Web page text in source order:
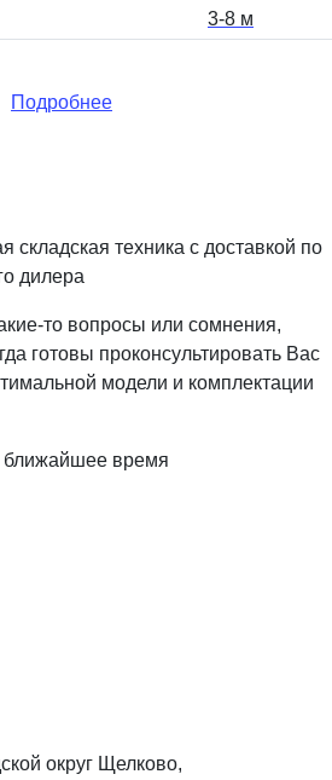
3-8 м
Подробнее
складская техника с доставкой по
дилера
то вопросы или сомнения,
готовы проконсультировать Вас
модели и комплектации
время
округ Щелково,